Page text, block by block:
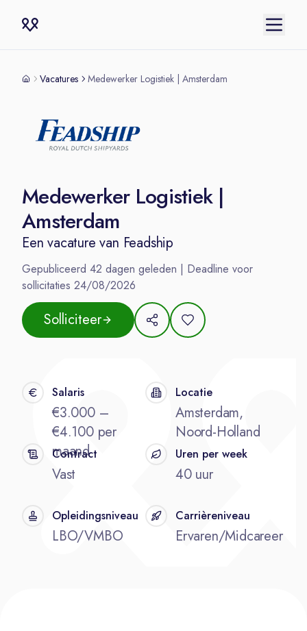
Vacatures Medewerker Logistiek | Amsterdam
Medewerker Logistiek |
Amsterdam
Een vacature van Feadship
Gepubliceerd 42 dagen geleden | Deadline voor
sollicitaties 24/08/2026
Solliciteer
Salaris
€3.000 –
€4.100 per
maand
Locatie
Amsterdam,
Noord-Holland
Contract
Vast
Uren per week
40 uur
Opleidingsniveau
LBO/VMBO
Carrièreniveau
Ervaren/Midcareer